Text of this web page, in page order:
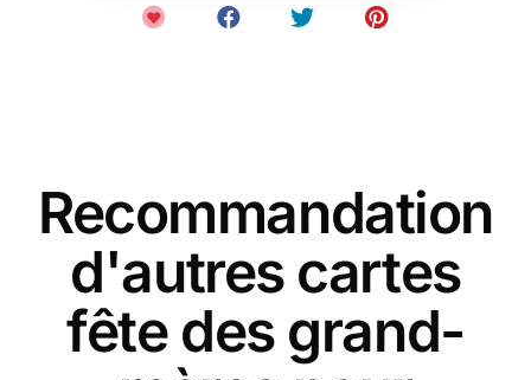
Recommandation
d'autres cartes
fête des grand-